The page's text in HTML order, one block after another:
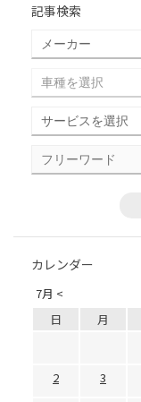
記事検索
カレンダー
7月 <
日 月
2
3